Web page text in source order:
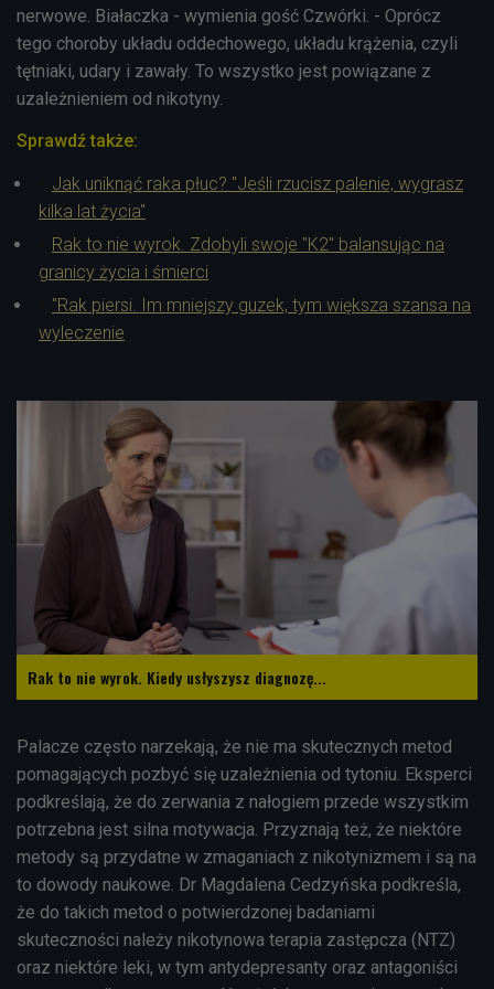
nerwowe. Białaczka - wymienia gość Czwórki. - Oprócz
tego choroby układu oddechowego, układu krążenia, czyli
tętniaki, udary i zawały. To wszystko jest powiązane z
uzależnieniem od nikotyny.
Sprawdź także:
Jak uniknąć raka płuc? "Jeśli rzucisz palenie, wygrasz
kilka lat życia"
Rak to nie wyrok. Zdobyli swoje "K2" balansując na
granicy życia i śmierci
"Rak piersi. Im mniejszy guzek, tym większa szansa na
wyleczenie
Rak to nie wyrok. Kiedy usłyszysz diagnozę...
Palacze często narzekają, że nie ma skutecznych metod
pomagających pozbyć się uzależnienia od tytoniu. Eksperci
podkreślają, że do zerwania z nałogiem przede wszystkim
potrzebna jest silna motywacja. Przyznają też, że niektóre
metody są przydatne w zmaganiach z nikotynizmem i są na
to dowody naukowe. Dr Magdalena Cedzyńska podkreśla,
że do takich metod o potwierdzonej badaniami
skuteczności należy nikotynowa terapia zastępcza (NTZ)
oraz niektóre leki, w tym antydepresanty oraz antagoniści